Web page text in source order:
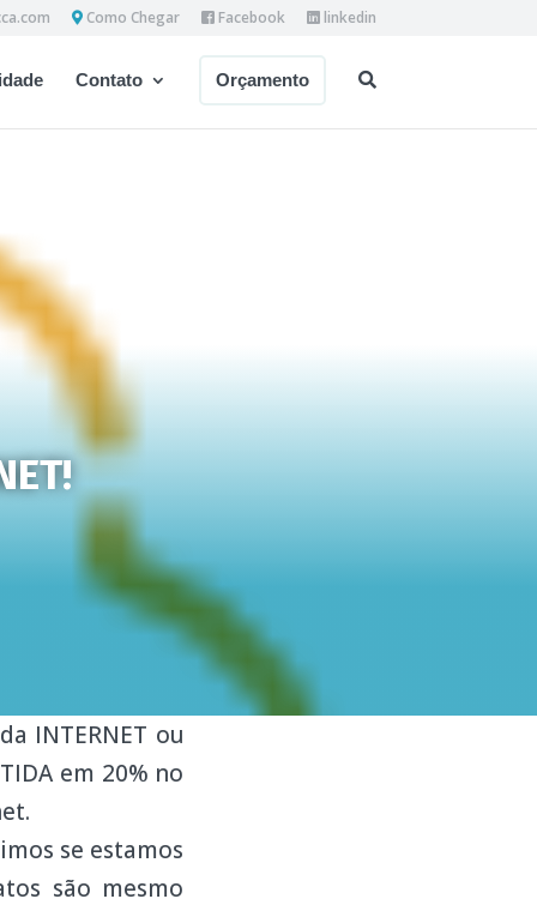
Como Chegar Facebook linkedin
Contato Orçamento
INTERNET ou
em 20% no
se estamos
são mesmo